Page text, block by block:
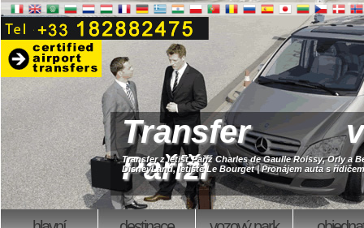
Transfer v
Paříži
Transfer z letišť Paříž Charles de Gaulle Roissy, Orly a
DisneyLand, letiště Le Bourget | Pronájem auta s